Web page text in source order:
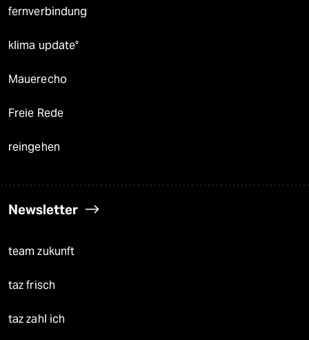
fernverbindung
klima update°
Mauerecho
Freie Rede
reingehen
Newsletter
team zukunft
taz frisch
taz zahl ich